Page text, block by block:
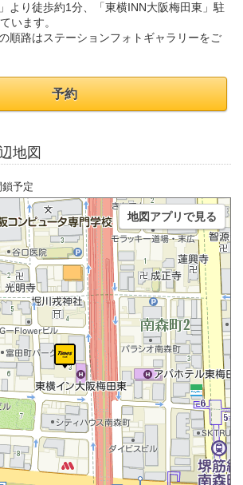
より徒歩約1分、「東横INN大阪梅田東」駐
います。
順路はステーションフォトギャラリーをご
予約
地図
鎖予定
地図アプリで見る